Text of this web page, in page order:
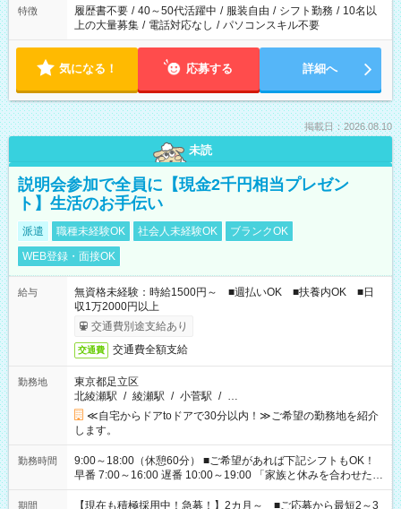
合は応募できません。
特徴 履歴書不要 / 40～50代活躍中 / 服装自由 / シフト勤務 / 10名以
上の大量募集 / 電話対応なし / パソコンスキル不要
気になる！ 応募する 詳細へ
掲載日：2026.08.10
未読
説明会参加で全員に【現金2千円相当プレゼン
ト】生活のお手伝い
派遣 職種未経験OK 社会人未経験OK
ブランクOK
WEB登録・面接OK
給与
無資格未経験：時給1500円～ ■週払いOK ■扶養内OK ■日
収1万2000円以上
交通費別途支給あり
交通費 交通費全額支給
勤務地
東京都足立区
北綾瀬駅 / 綾瀬駅 / 小菅駅 / …
≪自宅からドアtoドアで30分以内！≫ご希望の勤務地を紹介
します。
勤務時間
9:00～18:00（休憩60分） ■ご希望があれば下記シフトもOK！
早番 7:00～16:00 遅番 10:00～19:00 「家族と休みを合わせた
い」 「余裕を持って夕飯の準備がしたい」 「できれば残業はし
たくない」 など、ご希望を教えてくださいね。 ※Wワーク希望
期間
【現在も積極採用中！急募！】2カ月～ ■ご応募から最短2～3